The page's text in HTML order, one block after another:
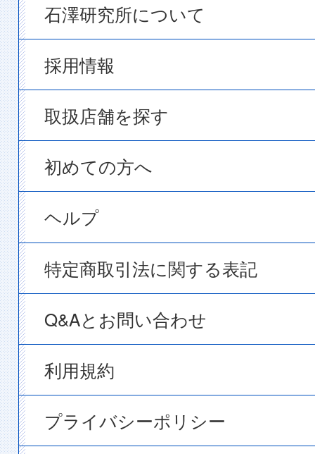
石澤研究所について
採用情報
取扱店舗を探す
初めての方へ
ヘルプ
特定商取引法に関する表記
Q&Aとお問い合わせ
利用規約
プライバシーポリシー